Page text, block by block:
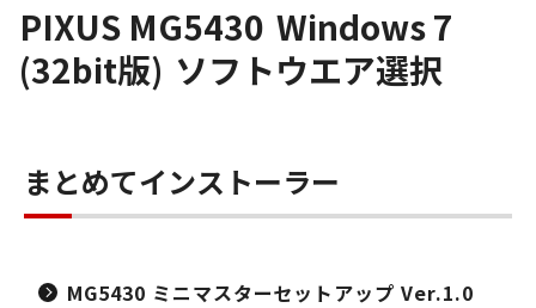
PIXUS MG5430 Windows 7
(32bit版) ソフトウエア選択
まとめてインストーラー
MG5430 ミニマスターセットアップ Ver.1.0